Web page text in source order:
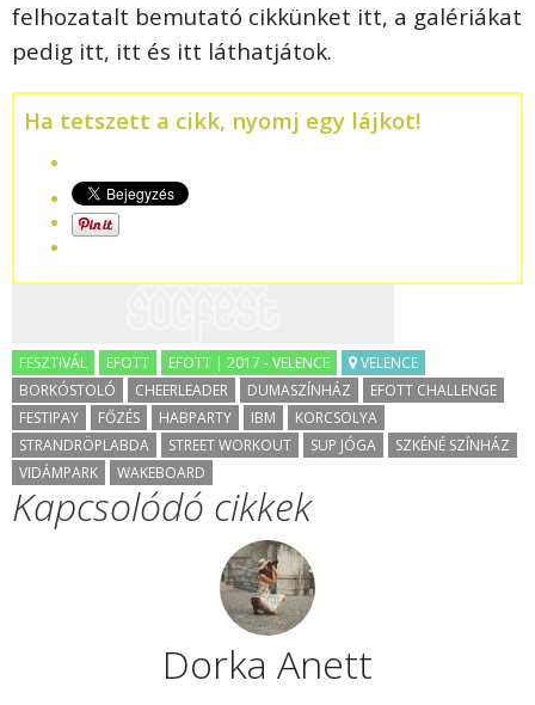
felhozatalt bemutató cikkünket itt, a galériákat
pedig itt, itt és itt láthatjátok.
Ha tetszett a cikk, nyomj egy lájkot!
FESZTIVÁL EFOTT EFOTT | 2017 - VELENCE
VELENCE
BORKÓSTOLÓ
CHEERLEADER DUMASZÍNHÁZ
EFOTT CHALLENGE
FESTIPAY
FŐZÉS HABPARTY IBM
KORCSOLYA
STRANDRÖPLABDA
STREET WORKOUT SUP JÓGA
SZKÉNÉ SZÍNHÁZ
VIDÁMPARK
WAKEBOARD
Kapcsolódó cikkek
Dorka Anett